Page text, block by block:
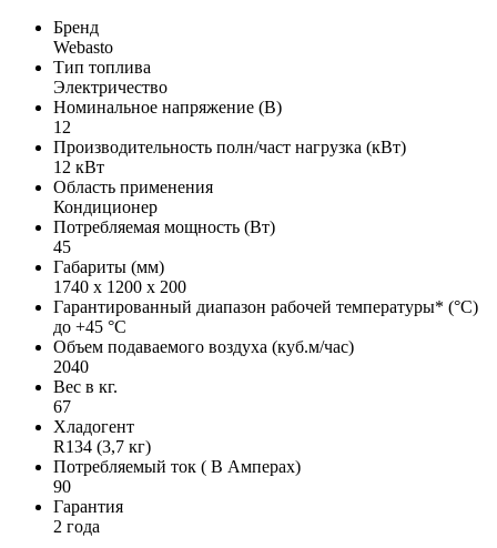
Бренд
Webasto
Тип топлива
Электричество
Номинальное напряжение (В)
12
Производительность полн/част нагрузка (кВт)
12 кВт
Область применения
Кондиционер
Потребляемая мощность (Вт)
45
Габариты (мм)
1740 х 1200 х 200
Гарантированный диапазон рабочей температуры* (°С)
до +45 °С
Объем подаваемого воздуха (куб.м/час)
2040
Вес в кг.
67
Хладогент
R134 (3,7 кг)
Потребляемый ток ( В Амперах)
90
Гарантия
2 года